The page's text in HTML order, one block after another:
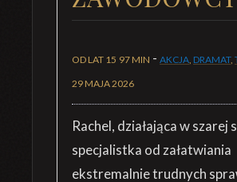
OD LAT 15 97 MIN - AKCJA, DRAMAT,
29 MAJA 2026
Rachel, działająca w szarej
specjalistka od załatwiania
ekstremalnie trudnych